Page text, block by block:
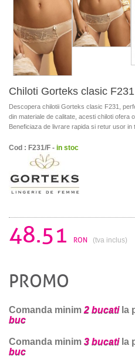
Chiloti Gorteks clasic
Descopera chilotii Gorteks clasic F231,
din materiale de calitate, acesti chiloti ofera
Beneficiaza de livrare rapida si retur usor in
Cod : F231/F - in stoc
48.51 RON (tva inclus)
PROMO
Comanda minim 2 bucatila
buc
Comanda minim 3 bucatila
buc